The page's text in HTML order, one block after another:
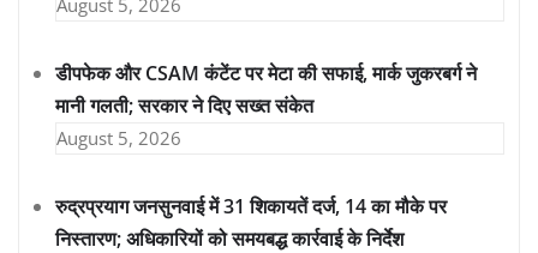
डीपफेक और CSAM कंटेंट पर मेटा की सफाई, मार्क जुकरबर्ग ने
मानी गलती; सरकार ने दिए सख्त संकेत
August 5, 2026
रुद्रप्रयाग जनसुनवाई में 31 शिकायतें दर्ज, 14 का मौके पर
निस्तारण; अधिकारियों को समयबद्ध कार्रवाई के निर्देश